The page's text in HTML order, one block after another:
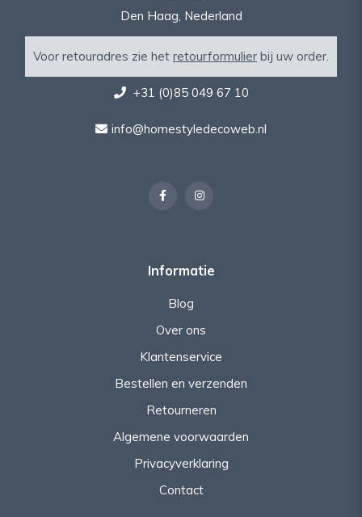
Den Haag, Nederland
Voor retouradres zie het retourformulier bij uw order.
+31 (0)85 049 67 10
info@homestyledecoweb.nl
Informatie
Blog
Over ons
Klantenservice
Bestellen en verzenden
Retourneren
Algemene voorwaarden
Privacyverklaring
Contact